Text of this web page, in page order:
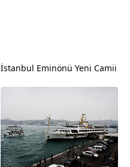
İstanbul Eminönü Yeni Camii